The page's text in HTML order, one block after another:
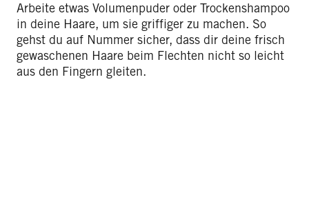
Arbeite etwas Volumenpuder oder Trockenshampoo
in deine Haare, um sie griffiger zu machen. So
gehst du auf Nummer sicher, dass dir deine frisch
gewaschenen Haare beim Flechten nicht so leicht
aus den Fingern gleiten.